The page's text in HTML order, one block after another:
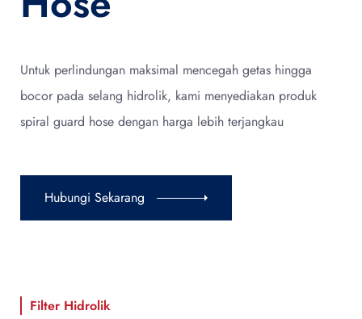
Untuk perlindungan maksimal mencegah getas hingga
bocor pada selang hidrolik, kami menyediakan produk
spiral guard hose dengan harga lebih terjangkau
Hubungi Sekarang
Filter Hidrolik